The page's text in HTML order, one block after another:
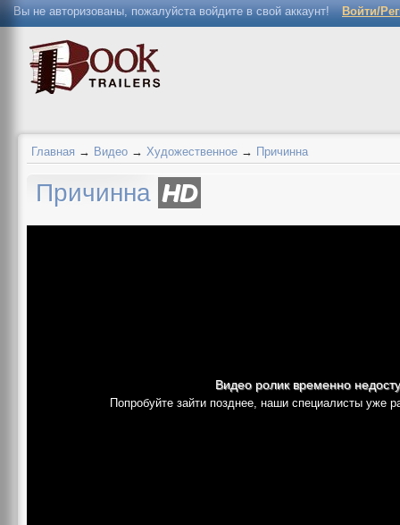
Вы не авторизованы, пожалуйста войдите в свой аккаунт! Войти/
Главная → Видео → Художественное → Причинна
Причинна HD
Видео ролик временно
Попробуйте зайти позднее, наши специалисты уже